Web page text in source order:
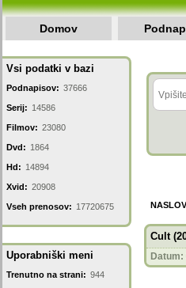
Domov
Vsi podatki v bazi
Podnapisov: 37666
Serij: 14586
Filmov: 23080
Dvd: 1864
Hd: 14894
Xvid: 20908
Vseh prenosov: 17720675
Uporabniški meni
Trenutno na strani: 944
Cult
Datum: